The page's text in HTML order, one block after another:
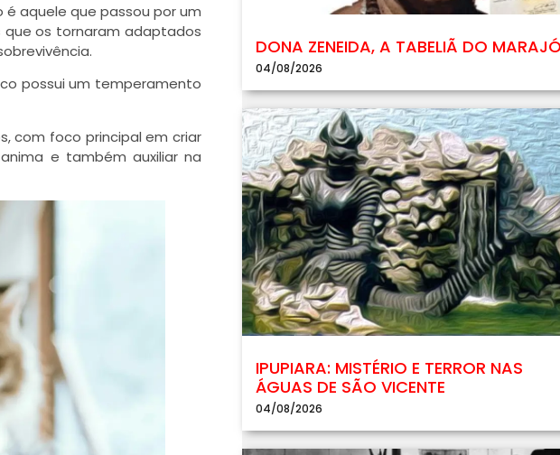
aquele que passou por um
os tornaram adaptados
possui um temperamento
com foco principal em criar
e também auxiliar na
DONA ZENEIDA, A TABELIÃ DO
04/08/2026
IPUPIARA: MISTÉRIO E TERROR NAS
ÁGUAS DE SÃO VICENTE
04/08/2026